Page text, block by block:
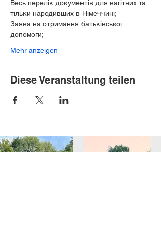
Весь перелік документів для вагітних та
тільки народивших в Німеччині;
Заява на отримання батьківської
допомоги;
Mehr anzeigen
Diese Veranstaltung teilen